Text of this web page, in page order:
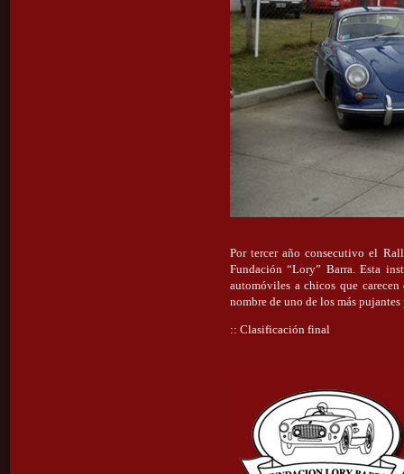
Por tercer año consecutivo el
Fundación “Lory” Barra. Esta
automóviles a chicos que
nombre de uno de los más
:: Clasificación final